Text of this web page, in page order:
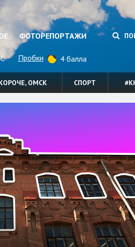
ФОТОРЕПОРТАЖИ
Пробки 4 балла
ОМСК СПОРТ